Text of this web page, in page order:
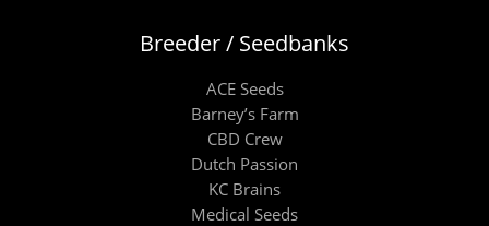
Breeder / Seedbanks
ACE Seeds
Barney’s Farm
CBD Crew
Dutch Passion
KC Brains
Medical Seeds